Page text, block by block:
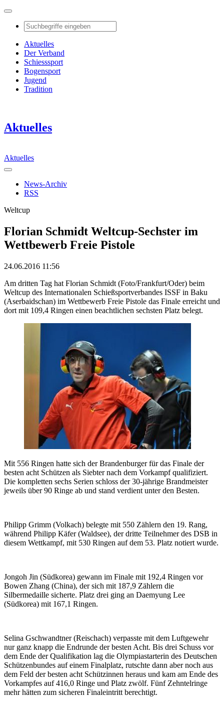
Aktuelles
Der Verband
Schiesssport
Bogensport
Jugend
Tradition
Aktuelles
Aktuelles
News-Archiv
RSS
Weltcup
Florian Schmidt Weltcup-Sechster im
Wettbewerb Freie Pistole
24.06.2016 11:56
Am dritten Tag hat Florian Schmidt (Foto/Frankfurt/Oder) beim
Weltcup des Internationalen Schießsportverbandes ISSF in Baku
(Aserbaidschan) im Wettbewerb Freie Pistole das Finale erreicht und
dort mit 109,4 Ringen einen beachtlichen sechsten Platz belegt.
Mit 556 Ringen hatte sich der Brandenburger für das Finale der
besten acht Schützen als Siebter nach dem Vorkampf qualifiziert.
Die kompletten sechs Serien schloss der 30-jährige Brandmeister
jeweils über 90 Ringe ab und stand verdient unter den Besten.
Philipp Grimm (Volkach) belegte mit 550 Zählern den 19. Rang,
während Philipp Käfer (Waldsee), der dritte Teilnehmer des DSB in
diesem Wettkampf, mit 530 Ringen auf dem 53. Platz notiert wurde.
Jongoh Jin (Südkorea) gewann im Finale mit 192,4 Ringen vor
Bowen Zhang (China), der sich mit 187,9 Zählern die
Silbermedaille sicherte. Platz drei ging an Daemyung Lee
(Südkorea) mit 167,1 Ringen.
Selina Gschwandtner (Reischach) verpasste mit dem Luftgewehr
nur ganz knapp die Endrunde der besten Acht. Bis drei Schuss vor
dem Ende der Qualifikation lag die Olympiastarterin des Deutschen
Schützenbundes auf einem Finalplatz, rutschte dann aber noch aus
dem Feld der besten acht Schützinnen heraus und kam am Ende des
Vorkampfes auf 416,0 Ringe und Platz zwölf. Fünf Zehntelringe
mehr hätten zum sicheren Finaleintritt berechtigt.